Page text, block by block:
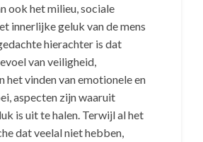
ook het milieu, sociale
innerlijke geluk van de mens
hierachter is dat
van veiligheid,
het vinden van emotionele en
aspecten zijn waaruit
is uit te halen. Terwijl al het
dat veelal niet hebben,